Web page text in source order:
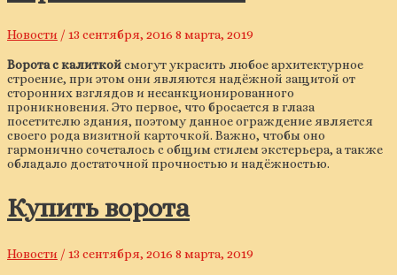
Новости / 13 сентября, 2016 8 марта, 2019
Ворота с калиткойсмогут украсить любое архитектурное
строение, при этом они являются надёжной защитой от
сторонних взглядов и несанкционированного
проникновения. Это первое, что бросается в глаза
посетителю здания, поэтому данное ограждение является
своего рода визитной карточкой. Важно, чтобы оно
гармонично сочеталось с общим стилем экстерьера, а также
обладало достаточной прочностью и надёжностью.
Купить ворота
Новости / 13 сентября, 2016 8 марта, 2019